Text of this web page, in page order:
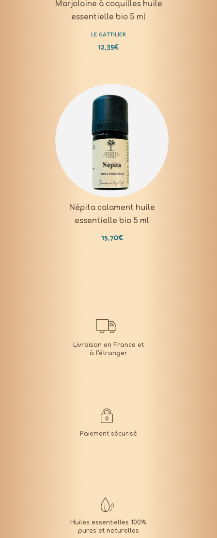
Marjolaine à coquilles huile
essentielle bio 5 ml
LE GATTILIER
12,35€
Népita calament huile
essentielle bio 5 ml
15,70€